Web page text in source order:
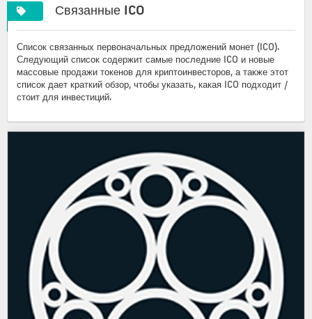
Связанные ICO
Список связанных первоначальных предложений монет (ICO).
Следующий список содержит самые последние ICO и новые
массовые продажи токенов для криптоинвесторов, а также этот
список дает краткий обзор, чтобы указать, какая ICO подходит /
стоит для инвестиций.